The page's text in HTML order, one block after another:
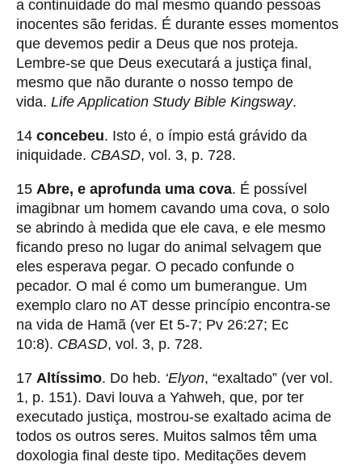
a continuidade do mal mesmo quando pessoas
inocentes são feridas. É durante esses momentos
que devemos pedir a Deus que nos proteja.
Lembre-se que Deus executará a justiça final,
mesmo que não durante o nosso tempo de
vida. Life Application Study Bible Kingsway.
14 concebeu. Isto é, o ímpio está grávido da
iniquidade. CBASD, vol. 3, p. 728.
15 Abre, e aprofunda uma cova. É possível
imagibnar um homem cavando uma cova, o solo
se abrindo à medida que ele cava, e ele mesmo
ficando preso no lugar do animal selvagem que
eles esperava pegar. O pecado confunde o
pecador. O mal é como um bumerangue. Um
exemplo claro no AT desse princípio encontra-se
na vida de Hamã (ver Et 5-7; Pv 26:27; Ec
10:8). CBASD, vol. 3, p. 728.
17 Altíssimo. Do heb. ‘Elyon, “exaltado” (ver vol.
1, p. 151). Davi louva a Yahweh, que, por ter
executado justiça, mostrou-se exaltado acima de
todos os outros seres. Muitos salmos têm uma
doxologia final deste tipo. Meditações devem